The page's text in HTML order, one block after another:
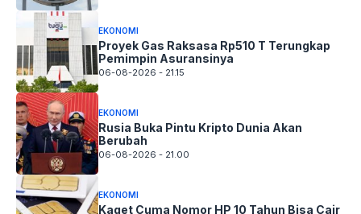
EKONOMI
Proyek Gas Raksasa Rp510 T Terungkap
Pemimpin Asuransinya
06-08-2026 - 21.15
EKONOMI
Rusia Buka Pintu Kripto Dunia Akan
Berubah
06-08-2026 - 21.00
EKONOMI
Kaget Cuma Nomor HP 10 Tahun Bisa Cair